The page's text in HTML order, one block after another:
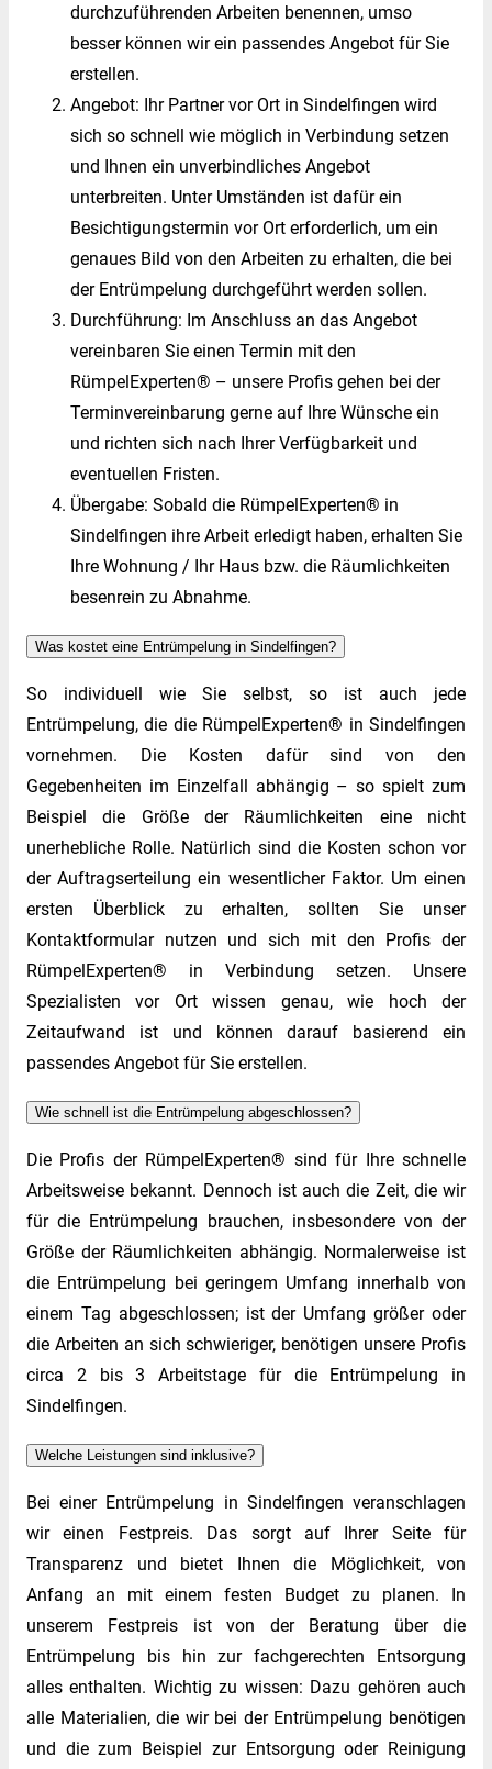
durchzuführenden Arbeiten benennen, umso
besser können wir ein passendes Angebot für Sie
erstellen.
Angebot: Ihr Partner vor Ort in Sindelfingen wird
sich so schnell wie möglich in Verbindung setzen
und Ihnen ein unverbindliches Angebot
unterbreiten. Unter Umständen ist dafür ein
Besichtigungstermin vor Ort erforderlich, um ein
genaues Bild von den Arbeiten zu erhalten, die bei
der Entrümpelung durchgeführt werden sollen.
Durchführung: Im Anschluss an das Angebot
vereinbaren Sie einen Termin mit den
RümpelExperten® – unsere Profis gehen bei der
Terminvereinbarung gerne auf Ihre Wünsche ein
und richten sich nach Ihrer Verfügbarkeit und
eventuellen Fristen.
Übergabe: Sobald die RümpelExperten® in
Sindelfingen ihre Arbeit erledigt haben, erhalten Sie
Ihre Wohnung / Ihr Haus bzw. die Räumlichkeiten
besenrein zu Abnahme.
Was kostet eine Entrümpelung in Sindelfingen?
So individuell wie Sie selbst, so ist auch jede
Entrümpelung, die die RümpelExperten® in Sindelfingen
vornehmen. Die Kosten dafür sind von den
Gegebenheiten im Einzelfall abhängig – so spielt zum
Beispiel die Größe der Räumlichkeiten eine nicht
unerhebliche Rolle. Natürlich sind die Kosten schon vor
der Auftragserteilung ein wesentlicher Faktor. Um einen
ersten Überblick zu erhalten, sollten Sie unser
Kontaktformular nutzen und sich mit den Profis der
RümpelExperten® in Verbindung setzen. Unsere
Spezialisten vor Ort wissen genau, wie hoch der
Zeitaufwand ist und können darauf basierend ein
passendes Angebot für Sie erstellen.
Wie schnell ist die Entrümpelung abgeschlossen?
Die Profis der RümpelExperten® sind für Ihre schnelle
Arbeitsweise bekannt. Dennoch ist auch die Zeit, die wir
für die Entrümpelung brauchen, insbesondere von der
Größe der Räumlichkeiten abhängig. Normalerweise ist
die Entrümpelung bei geringem Umfang innerhalb von
einem Tag abgeschlossen; ist der Umfang größer oder
die Arbeiten an sich schwieriger, benötigen unsere Profis
circa 2 bis 3 Arbeitstage für die Entrümpelung in
Sindelfingen.
Welche Leistungen sind inklusive?
Bei einer Entrümpelung in Sindelfingen veranschlagen
wir einen Festpreis. Das sorgt auf Ihrer Seite für
Transparenz und bietet Ihnen die Möglichkeit, von
Anfang an mit einem festen Budget zu planen. In
unserem Festpreis ist von der Beratung über die
Entrümpelung bis hin zur fachgerechten Entsorgung
alles enthalten. Wichtig zu wissen: Dazu gehören auch
alle Materialien, die wir bei der Entrümpelung benötigen
und die zum Beispiel zur Entsorgung oder Reinigung